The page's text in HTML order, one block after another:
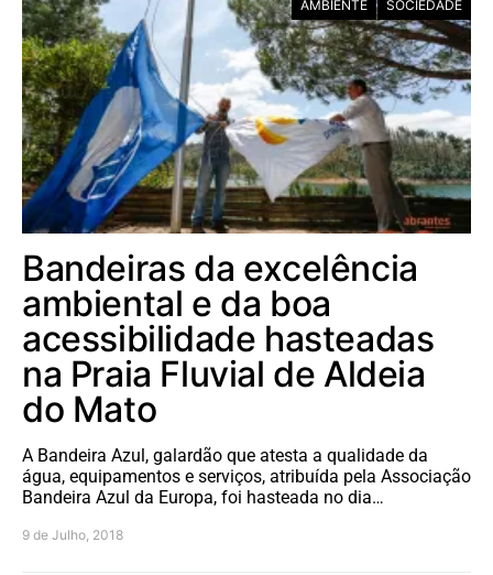
AMBIENTE SOCIEDADE
Bandeiras da excelência
ambiental e da boa
acessibilidade hasteadas
na Praia Fluvial de Aldeia
do Mato
A Bandeira Azul, galardão que atesta a qualidade da
água, equipamentos e serviços, atribuída pela Associação
Bandeira Azul da Europa, foi hasteada no dia…
9 de Julho, 2018